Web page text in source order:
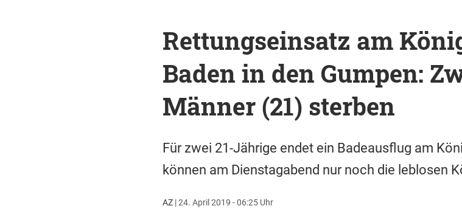
Rettungseinsatz am
Baden in den Gumpen:
Männer (21) sterben
Für zwei 21-Jährige endet ein Badeausflug am
können am Dienstagabend nur noch die leblosen
AZ|24. April 2019 - 06:25 Uhr